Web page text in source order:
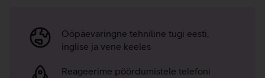
Pilve
argumendid
Ööpäevaringne tehniline tugi eesti,
inglise ja vene keeles
Reageerime pöördumistele telefoni